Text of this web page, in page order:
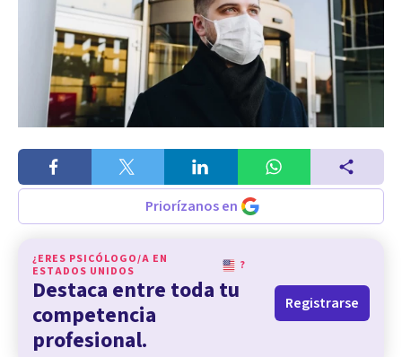
Priorízanos en
¿ERES PSICÓLOGO/A EN
ESTADOS UNIDOS
?
Destaca entre toda tu
competencia
profesional.
Registrarse